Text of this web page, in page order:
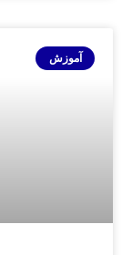
آموزش